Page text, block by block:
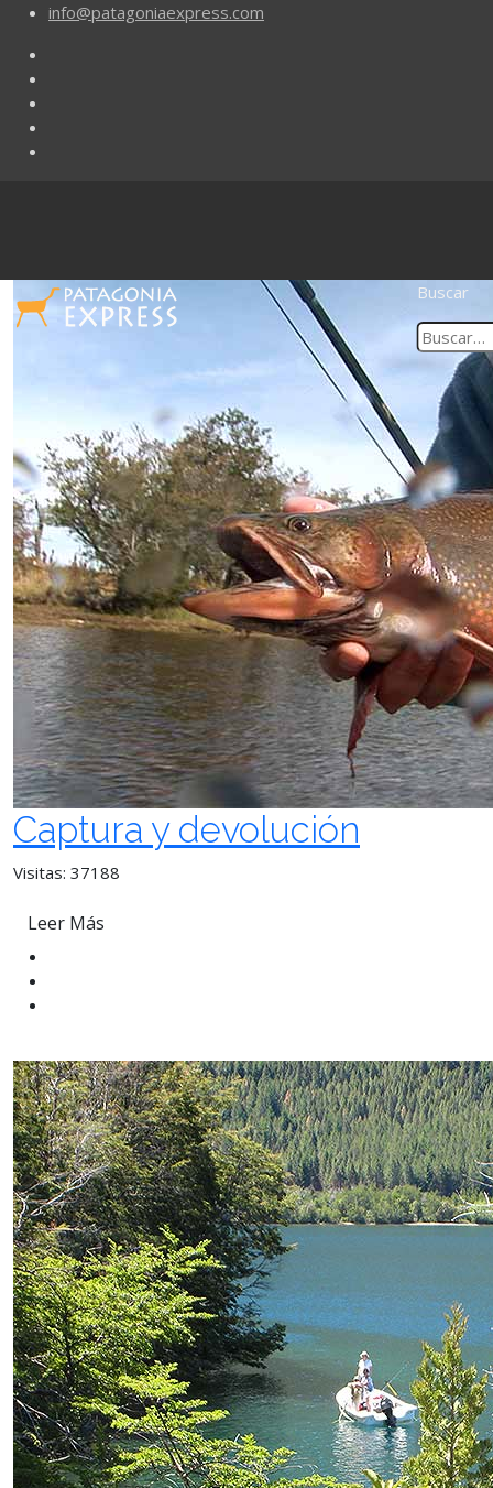
info@patagoniaexpress.com
Buscar
Captura y devolución
Visitas: 37188
Leer Más